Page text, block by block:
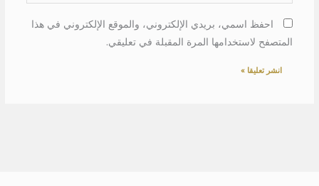
احفظ اسمي، بريدي الإلكتروني، والموقع الإلكتروني في هذا
المتصفح لاستخدامها المرة المقبلة في تعليقي.